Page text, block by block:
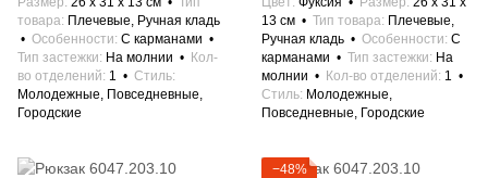
товара Плечевые, Ручная кладь
Особенности С карманами
Тип застежки
На молнии
Кол-
во отделений 1
Стиль
Молодежные, Повседневные,
Городские
13 см
Тип товара Плечевые,
Ручная кладь
Особенности С
карманами
Тип застежки
На
молнии
Кол-во отделений 1
Стиль Молодежные,
Повседневные, Городские
−48%